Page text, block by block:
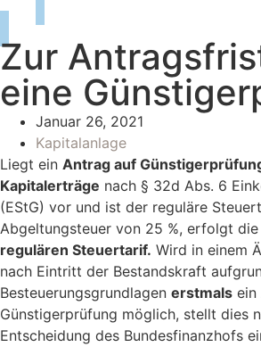
Zur
eine
Januar 26, 2021
Kapitalanlage
Liegt ein Antrag auf
Kapitalerträge nach § 32d Abs. 6
(EStG) vor und ist der reguläre
Abgeltungsteuer von 25 %, erfolgt die
regulären Steuertarif. Wird in einem
nach Eintritt der Bestandskraft
Besteuerungsgrundlagen erstmals ein
Günstigerprüfung möglich, stellt dies
Entscheidung des Bundesfinanzhofs